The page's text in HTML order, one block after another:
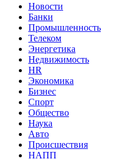
Новости
Банки
Промышленность
Телеком
Энергетика
Недвижимость
HR
Экономика
Бизнес
Спорт
Общество
Наука
Авто
Происшествия
НАПП